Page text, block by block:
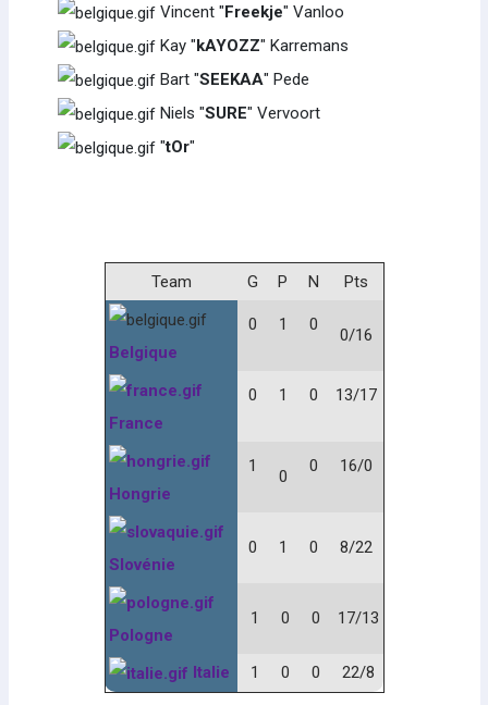
Vincent "Freekje" Vanloo
Kay "kAYOZZ" Karremans
Bart "SEEKAA" Pede
Niels "SURE" Vervoort
"tOr"
Team G P N Pts
Belgique
0 1 0
0/16
France
0 1 0 13/17
Hongrie
1
0
0 16/0
Slovénie
0 1 0 8/22
Pologne
1 0 0 17/13
Italie 1 0 0 22/8